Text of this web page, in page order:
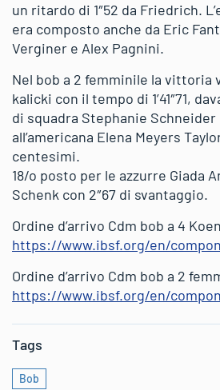
un ritardo di 1″52 da Friedrich.
era composto anche da Eric
Verginer e Alex Pagnini.
Nel bob a 2 femminile la vittoria
kalicki con il tempo di 1’41″71,
di squadra Stephanie
all’americana Elena Meyers
centesimi.
18/o posto per le azzurre Giada
Schenk con 2″67 di svantaggio.
Ordine d’arrivo Cdm bob a 4
https://www.ibsf.org/en/
Ordine d’arrivo Cdm bob a 2
https://www.ibsf.org/en/
Tags
Bob